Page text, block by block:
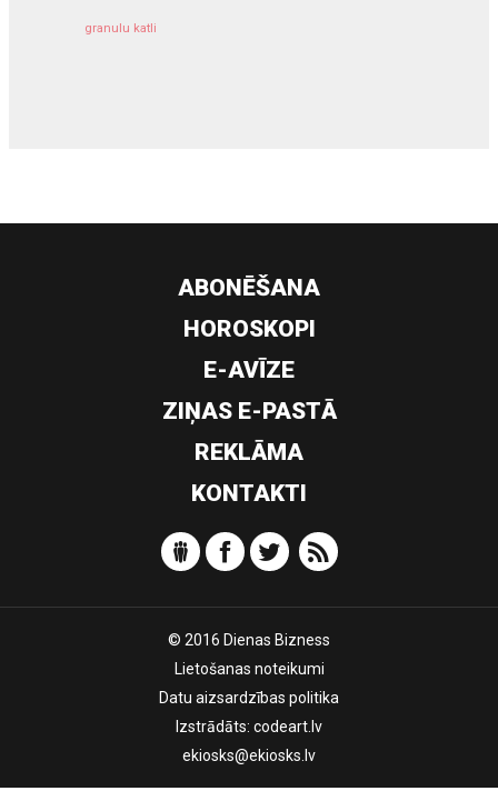
granulu katli
ABONĒŠANA
HOROSKOPI
E-AVĪZE
ZIŅAS E-PASTĀ
REKLĀMA
KONTAKTI
© 2016 Dienas Bizness
Lietošanas noteikumi
Datu aizsardzības politika
Izstrādāts: codeart.lv
ekiosks@ekiosks.lv